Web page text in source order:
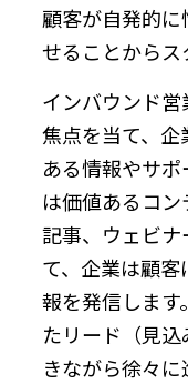
顧客が自発的
せることからス
インバウンド
焦点を当て、
ある情報やサ
は価値あるコ
記事、ウェビ
て、企業は顧
報を発信します
たリード（見
きながら徐々